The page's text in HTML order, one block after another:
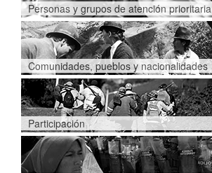
Personas y grupos de atención prioritaria
Comunidades, pueblos y nacionalidades
Participación